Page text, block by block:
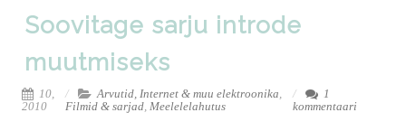
Soovitage sarju introde
muutmiseks
10,
2010
Arvutid, Internet & muu elektroonika,
Filmid & sarjad,Meelelelahutus
1
kommentaari